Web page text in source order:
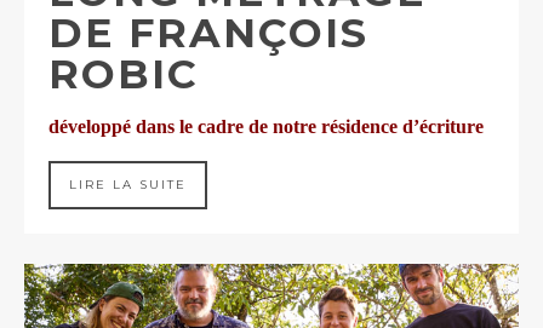
DE FRANÇOIS
ROBIC
développé dans le cadre de notre résidence d’écriture
LIRE LA SUITE